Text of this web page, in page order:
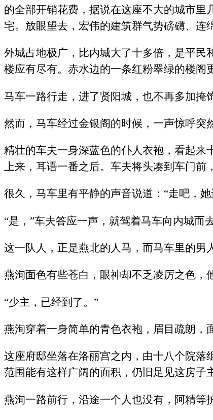
的全部开销花费，据说在这座不大的城市
宅。放眼望去，宏伟的建筑群气势磅礴、连
外城占地极广，比内城大了十多倍，是平
楼应有尽有。赤水边的一条红粉翠绿的楼阁
马车一路行走，进了贤阳城，也不再多加掩
然而，马车经过金银阁的时候，一声惊呼突
精壮的车夫一身深蓝色的仆人衣袍，看起
上来，耳语一番之后。车夫将头凑到车门前
很久，马车里有平静的声音说道：“走吧，
“是，”车夫答应一声，就驾着马车向内城而去
这一队人，正是燕北的人马，而马车里的男
燕洵面色有些苍白，眼神却不乏凌厉之色，
“少主，已经到了。”
燕洵穿着一身简单的青色衣袍，眉目疏朗，
这座府邸坐落在洛丽宫之内，由十八个院
范围能有这样广阔的面积，仍旧足见这房子
燕洵一路前行，沿途一个人也没有，阿精等